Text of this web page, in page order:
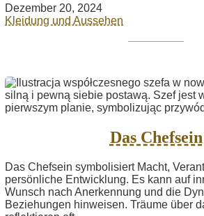
Dezember 20, 2024
Kleidung und Aussehen
Das Chefsein
Das Chefsein symbolisiert Macht,
persönliche Entwicklung. Es kann auf
Wunsch nach Anerkennung und die
Beziehungen hinweisen. Träume über